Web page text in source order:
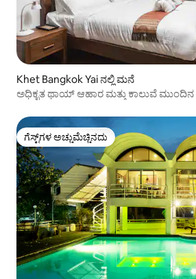
Khet Bangkok Yai ನಲ್ಲಿ ಮನೆ
ಅಧಿಕೃತ ಥಾಯ್ ಆಹಾರ ಮತ್ತು ಕಾಲುವೆ ಮುಂದಿನ
ಗೆಸ್ಟ್‌ಗಳ ಅಚ್ಚುಮೆಚ್ಚಿನದು
ಗೆಸ್ಟ್‌ಗಳ ಅಚ್ಚುಮೆಚ್ಚಿನದು